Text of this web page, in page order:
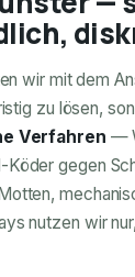
wir mit dem
zu lösen,
Verfahren —
gegen
nutzen wir